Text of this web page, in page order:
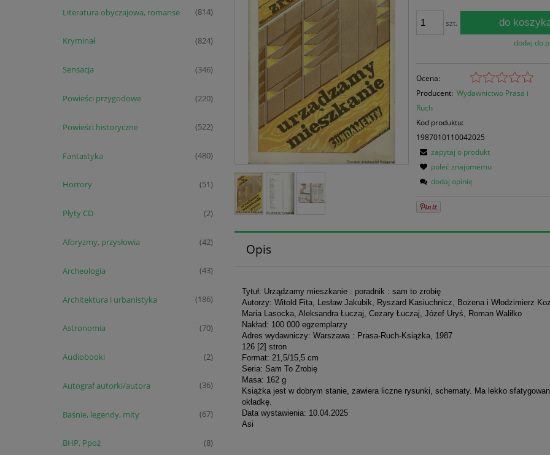
Literatura obyczajowa, romanse (814)
Kryminał (824)
Sensacja (346)
Powieści przygodowe (220)
Powieści historyczne (522)
Fantastyka (480)
Horrory (51)
Płyty CD (2)
Aforyzmy, przysłowia (42)
Archeologia (43)
Architektura i urbanistyka (186)
Astronomia (70)
Audiobooki (2)
Autograf autorki/autora (36)
Baśnie, legendy, mity (67)
BHP, Ppoż (8)
szt. do
dodaj do
Ocena:
Producent: Wydawnictwo Prasa i
Ruch
Kod produktu:
1987010110042025
zapytaj o produkt
poleć znajomemu
dodaj opinię
Opis
Tytuł: Urządzamy mieszkanie : poradnik : sam to zrobię
Autorzy: Witold Fita, Lesław Jakubik, Ryszard Kasiuchnicz, Bożena i Włodzimierz
Maria Lasocka, Aleksandra Łuczaj, Cezary Łuczaj, Józef Uryś, Roman Waliłko
Nakład: 100 000 egzemplarzy
Adres wydawniczy: Warszawa : Prasa-Ruch-Książka, 1987
126 [2] stron
Format: 21,5/15,5 cm
Seria: Sam To Zrobię
Masa: 162 g
Książka jest w dobrym stanie, zawiera liczne rysunki, schematy. Ma lekko
okładkę.
Data wystawienia: 10.04.2025
Asi